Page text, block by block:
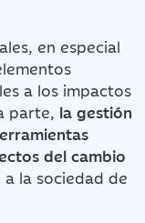
en especial
a los impactos
parte, la gestión
del cambio
la sociedad de